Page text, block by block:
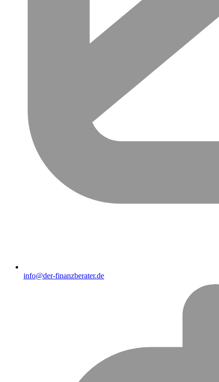
info@der-finanzberater.de